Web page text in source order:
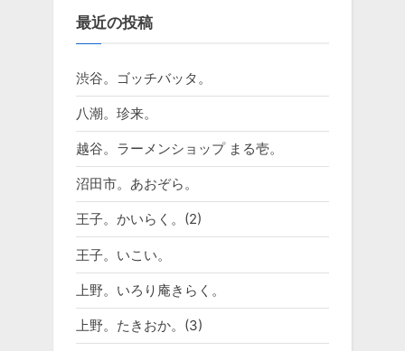
最近の投稿
渋谷。ゴッチバッタ。
八潮。珍来。
越谷。ラーメンショップ まる壱。
沼田市。あおぞら。
王子。かいらく。(2)
王子。いこい。
上野。いろり庵きらく。
上野。たきおか。(3)